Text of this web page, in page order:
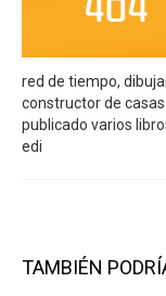
red de tiempo,
constructor de
publicado varios
edi
TAMBIÉN